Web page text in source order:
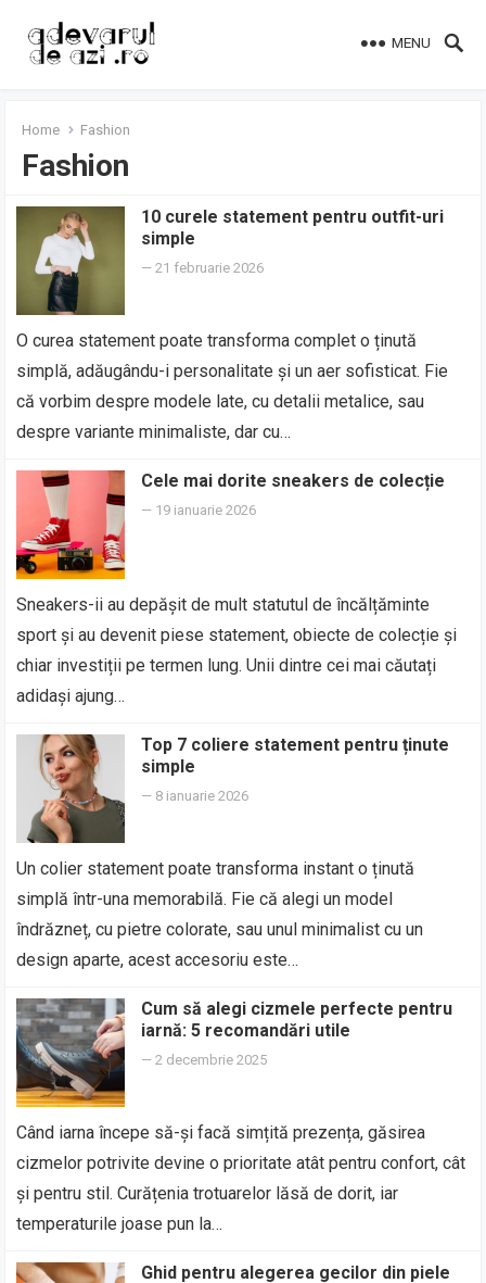
MENU
Home Fashion
Fashion
10 curele statement pentru outfit-uri
simple
—21 februarie 2026
O curea statement poate transforma complet o ținută
simplă, adăugându-i personalitate și un aer sofisticat. Fie
că vorbim despre modele late, cu detalii metalice, sau
despre variante minimaliste, dar cu…
Cele mai dorite sneakers de colecție
— 19 ianuarie 2026
Sneakers-ii au depășit de mult statutul de încălțăminte
sport și au devenit piese statement, obiecte de colecție și
chiar investiții pe termen lung. Unii dintre cei mai căutați
adidași ajung…
Top 7 coliere statement pentru ținute
simple
— 8 ianuarie 2026
Un colier statement poate transforma instant o ținută
simplă într-una memorabilă. Fie că alegi un model
îndrăzneț, cu pietre colorate, sau unul minimalist cu un
design aparte, acest accesoriu este…
Cum să alegi cizmele perfecte pentru
iarnă: 5 recomandări utile
—2 decembrie 2025
Când iarna începe să-și facă simțită prezența, găsirea
cizmelor potrivite devine o prioritate atât pentru confort, cât
și pentru stil. Curățenia trotuarelor lăsă de dorit, iar
temperaturile joase pun la…
Ghid pentru alegerea gecilor din piele